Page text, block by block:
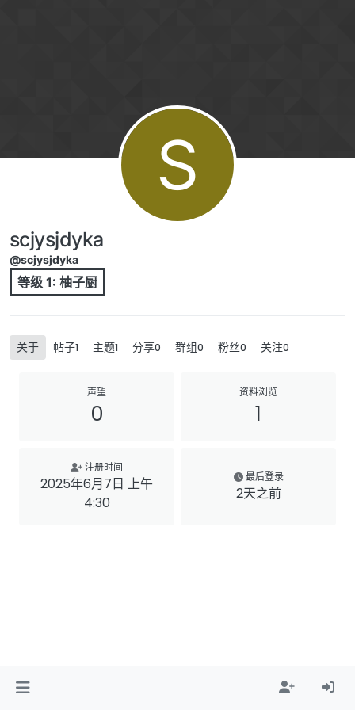
S
scjysjdyka
@scjysjdyka
等级 1: 柚子厨
关于 帖子1 主题1 分享0 群组0 粉丝0 关注0
声望
0
资料浏览
1
注册时间
2025年6月7日 上午
4:30
最后登录
2天之前